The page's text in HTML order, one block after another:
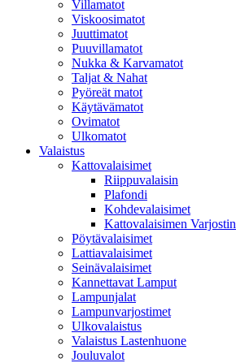
Villamatot
Viskoosimatot
Juuttimatot
Puuvillamatot
Nukka & Karvamatot
Taljat & Nahat
Pyöreät matot
Käytävämatot
Ovimatot
Ulkomatot
Valaistus
Kattovalaisimet
Riippuvalaisin
Plafondi
Kohdevalaisimet
Kattovalaisimen Varjostin
Pöytävalaisimet
Lattiavalaisimet
Seinävalaisimet
Kannettavat Lamput
Lampunjalat
Lampunvarjostimet
Ulkovalaistus
Valaistus Lastenhuone
Jouluvalot